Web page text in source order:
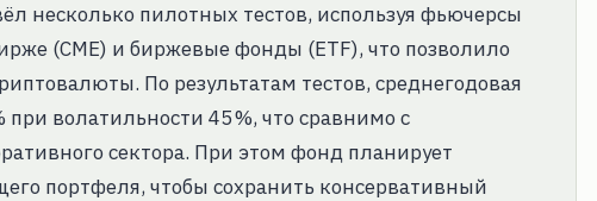
несколько пилотных тестов, используя фьючерсы
(CME) и биржевые фонды (ETF), что позволило
По результатам тестов, среднегодовая
при волатильности 45 %, что сравнимо с
сектора. При этом фонд планирует
портфеля, чтобы сохранить консервативный